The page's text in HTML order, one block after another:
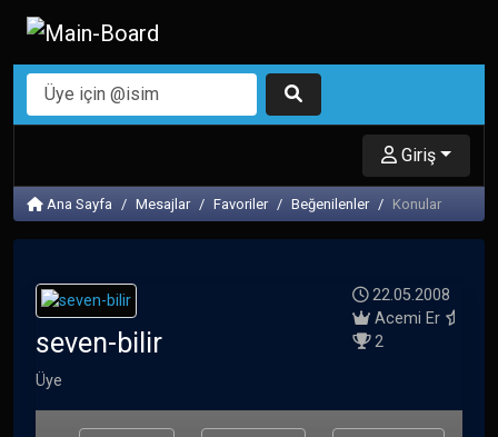
Giriş
Ana Sayfa Mesajlar Favoriler Beğenilenler Konular
seven-bilir
Üye
22.05.2008
Acemi Er
2